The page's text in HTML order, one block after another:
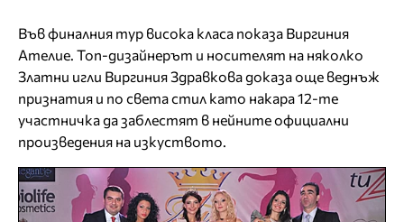
Във финалния тур висока класа показа Виргиния
Ателие. Топ-дизайнерът и носителят на няколко
Златни игли Виргиния Здравкова доказа още веднъж
признатия и по света стил като накара 12-те
участничка да заблестят в нейните официални
произведения на изкуството.